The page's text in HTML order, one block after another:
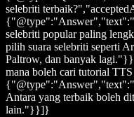
selebriti
selebriti popular paling
pilih suara selebriti seperti
Paltrow, dan banyak
mana boleh cari tutorial
Antara yang terbaik boleh
lain."}}]}